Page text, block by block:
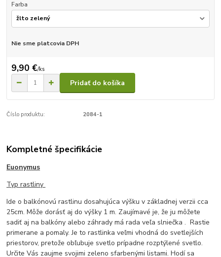
Farba
Nie sme platcovia DPH
9,90 €/ks
Pridať do košíka
Číslo produktu: 2084-1
Kompletné špecifikácie
Euonymus
Typ rastliny
Ide o balkónovú rastlinu dosahujúca výšku v základnej verzii cca
25cm. Môže dorásť aj do výšky 1 m. Zaujímavé je, že ju môžete
sadiť aj na balkóny alebo záhrady má rada veľa slniečka . Rastie
primerane a pomaly. Je to rastlinka veľmi vhodná do svetlejších
priestorov, pretože obľubuje svetlo prípadne rozptýlené svetlo.
Určite Vás zaujme svojimi zeleno sfarbenými listami. Hodí sa